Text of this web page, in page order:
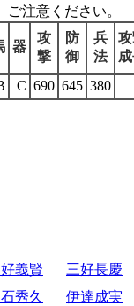
注意ください。
器
攻
撃
防
御
兵
法
C 690 645 380
義賢 三好長慶
秀久 伊達成実